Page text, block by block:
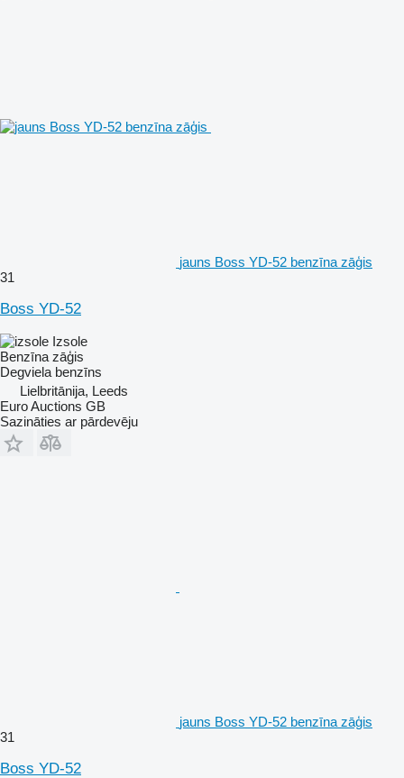
jauns Boss YD-52 benzīna zāģis
31
Boss YD-52
Izsole
Benzīna zāģis
Degviela benzīns
Lielbritānija, Leeds
Euro Auctions GB
Sazināties ar pārdevēju
jauns Boss YD-52 benzīna zāģis
31
Boss YD-52